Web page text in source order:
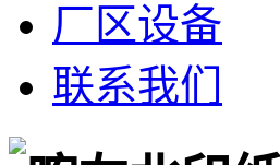
厂区设备
联系我们